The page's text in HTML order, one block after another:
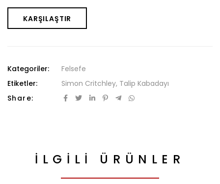
KARŞILAŞTIR
Kategoriler:
Felsefe
Etiketler:
Simon Critchley, Talip Kabadayı
Share:
İLGILI ÜRÜNLER